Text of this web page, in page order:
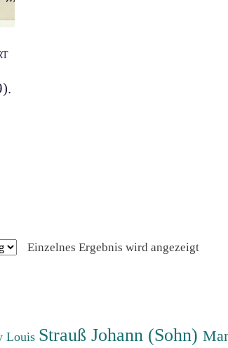
Einzelnes Ergebnis wird angezeigt
Louis Strauß Johann (Sohn)